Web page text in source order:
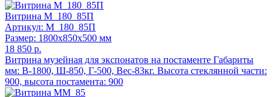
Витрина М_180_85П
Артикул: М_180_85П
Размер: 1800x850x500 мм
18 850 р.
Витрина музейная для экспонатов на постаменте Габариты
мм: В-1800, Ш-850, Г-500, Вес-83кг. Высота стеклянной части:
900, высота постамента: 900